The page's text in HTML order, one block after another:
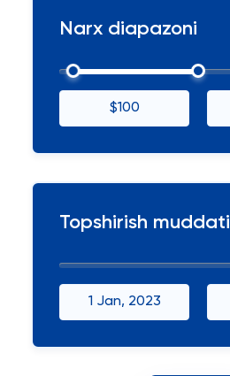
Narx diapazoni
$100
Topshirish muddati
1 Jan, 2023